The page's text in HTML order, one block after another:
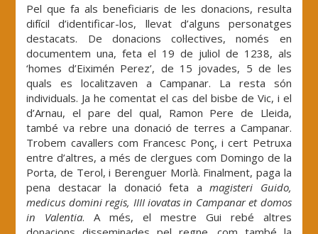
Pel que fa als beneficiaris de les donacions, resulta
difícil d’identificar-los, llevat d’alguns personatges
destacats. De donacions col·lectives, només en
documentem una, feta el 19 de juliol de 1238, als
‘homes d’Eiximén Perez’, de 15 jovades, 5 de les
quals es localitzaven a Campanar. La resta són
individuals. Ja he comentat el cas del bisbe de Vic, i el
d’Arnau, el pare del qual, Ramon Pere de Lleida,
també va rebre una donació de terres a Campanar.
Trobem cavallers com Francesc Ponç, i cert Petruxa
entre d’altres, a més de clergues com Domingo de la
Porta, de Terol, i Berenguer Morlà. Finalment, paga la
pena destacar la donació feta amagisteri Guido,
medicus domini regis, IIII iovatas in Campanar et domos
in Valentia. A més, el mestre Gui rebé altres